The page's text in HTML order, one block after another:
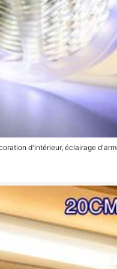
d'intérieur, éclairage
convient pour la chambre à